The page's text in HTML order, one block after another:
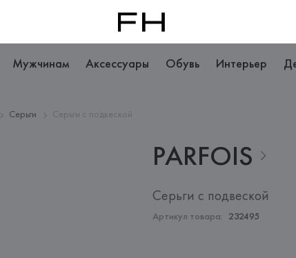
Мужчинам Аксессуары Обувь Интерьер
Серьги Серьги с подвеской
PARFOIS
Серьги с подвеской
Артикул товара: 232495